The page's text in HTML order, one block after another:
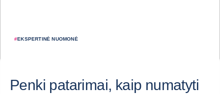
#EKSPERTINĖ NUOMONĖ
Penki patarimai, kaip numatyti